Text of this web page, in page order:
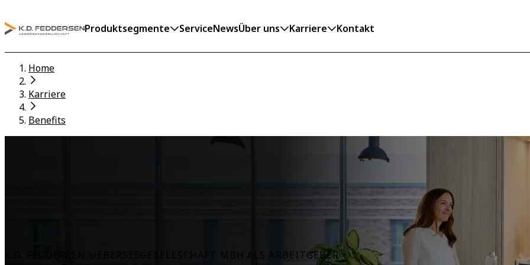
Produktsegmente ServiceNewsÜber uns Karriere Kontakt
Home
Karriere
Benefits
K.D. FEDDERSEN UEBERSEEGESELLSCHAFT MBH ALS ARBEITGEBER